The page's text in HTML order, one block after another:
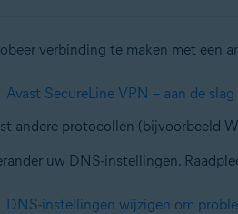
verbinding te maken met een
Avast SecureLine VPN – aan de slag
andere protocollen (bijvoorbeeld
uw DNS-instellingen.
DNS-instellingen wijzigen om